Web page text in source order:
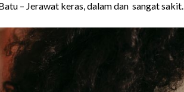
– Jerawat keras, dalam dan sangat sakit.